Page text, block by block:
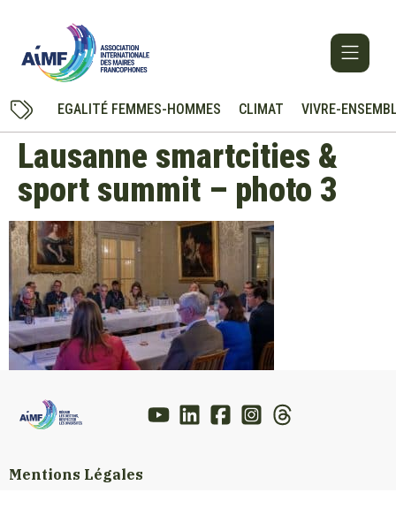
EGALITÉ FEMMES-HOMMES CLIMAT VIVRE-
Lausanne smartcities &
sport summit – photo 3
Mentions Légales